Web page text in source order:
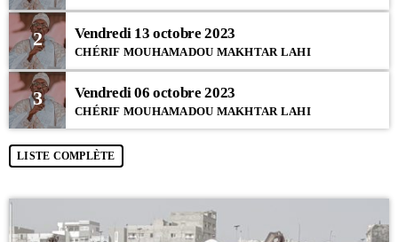
2 Vendredi 13 octobre 2023
CHÉRIF MOUHAMADOU MAKHTAR LAHI
3 Vendredi 06 octobre 2023
CHÉRIF MOUHAMADOU MAKHTAR LAHI
LISTE COMPLÈTE